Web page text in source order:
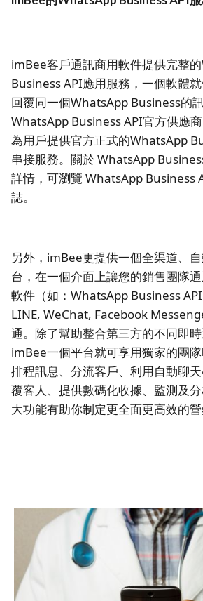
imBee客戶通訊商用軟件提供完整
Business API應用服務，一個軟體
回覆同一個WhatsApp Business的
WhatsApp Business API官方供應
為用戶提供官方正式的WhatsApp
串接服務。關於 WhatsApp
詳情，可瀏覽 WhatsApp Business
誌。
另外，imBee更提供一個全渠道、
台，在一個介面上讓您的銷售團隊
軟件（如：WhatsApp Business
LINE, WeChat, Facebook
通。除了幫助整合第三方的不同即時
imBee一個平台就可享用獨家的團
排程訊息、分流客戶、利用自動聊
覆客人、提供數碼化收據、監測及
大功能有助你制定更全面更高效的營